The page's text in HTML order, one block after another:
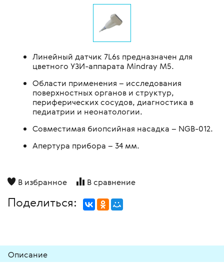
Линейный датчик 7L6s предназначен для
цветного УЗИ-аппарата Mindray M5.
Области применения – исследования
поверхностных органов и структур,
периферических сосудов, диагностика в
педиатрии и неонатологии.
Совместимая биопсийная насадка – NGB-012.
Апертура прибора – 34 мм.
В избранное В сравнение
Поделиться:
Описание